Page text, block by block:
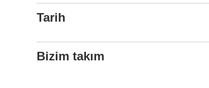
Tarih
Bizim takım